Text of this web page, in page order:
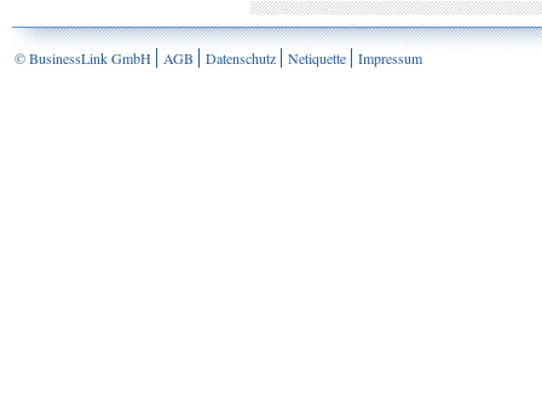
© BusinessLink GmbH AGB Datenschutz Netiquette Impressum